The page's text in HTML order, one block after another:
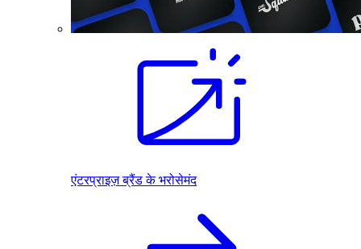
एंटरप्राइज़ ब्रैंड के भरोसेमंद